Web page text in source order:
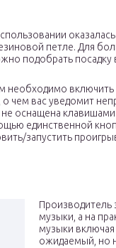
петле. Для
подобрать
необходимо
о чем вас уведомит
оснащена
единственной
запустить
Производитель
музыки, а на
музыки
ожидаемый, но